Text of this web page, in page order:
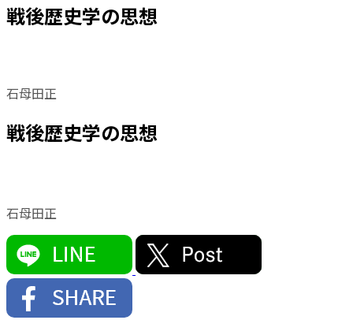
戦後歴史学の思想
石母田正
戦後歴史学の思想
石母田正